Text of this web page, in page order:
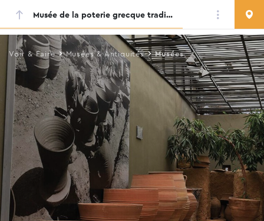
Skip
to
main
content
Voir & Faire Musées & Antiquités Musées
Musée de la poterie grecque traditionnelle